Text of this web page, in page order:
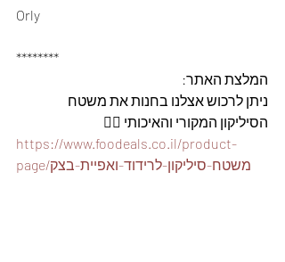
Orly
********
המלצת האתר:
ניתן לרכוש אצלנו בחנות את משטח
הסיליקון המקורי והאיכותי 👇🏽
https://www.foodeals.co.il/product-
page/משטח-סיליקון-לרידוד-ואפיית-בצק